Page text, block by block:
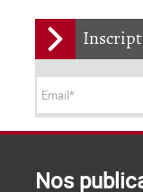
Nos